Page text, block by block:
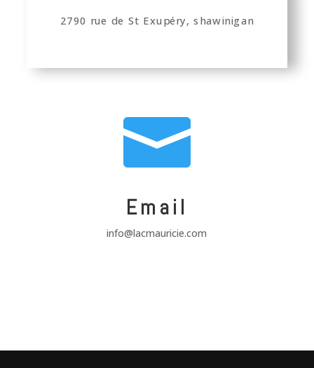
2790 rue de St Exupéry, shawinigan

Email
info@lacmauricie.com